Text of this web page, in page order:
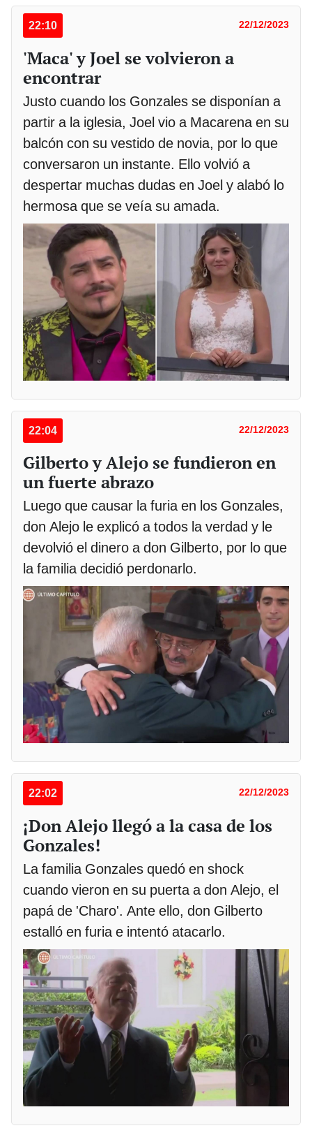
22:10 22/12/2023
'Maca' y Joel se volvieron a
encontrar
Justo cuando los Gonzales se disponían a
partir a la iglesia, Joel vio a Macarena en su
balcón con su vestido de novia, por lo que
conversaron un instante. Ello volvió a
despertar muchas dudas en Joel y alabó lo
hermosa que se veía su amada.
22:04 22/12/2023
Gilberto y Alejo se fundieron en
un fuerte abrazo
Luego que causar la furia en los Gonzales,
don Alejo le explicó a todos la verdad y le
devolvió el dinero a don Gilberto, por lo que
la familia decidió perdonarlo.
22:02 22/12/2023
¡Don Alejo llegó a la casa de los
Gonzales!
La familia Gonzales quedó en shock
cuando vieron en su puerta a don Alejo, el
papá de 'Charo'. Ante ello, don Gilberto
estalló en furia e intentó atacarlo.